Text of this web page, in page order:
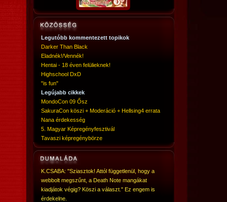
Legutóbb kommentezett topikok
Darker Than Black
Eladnék!/Vennék!
Hentai - 18 éven felülieknek!
Highschool DxD
"is fun"
Legújabb cikkek
MondoCon 09 Ősz
SakuraCon köszi + Moderáció + Hellsing4 errata
Nana érdekesség
5. Magyar Képregényfesztivál
Tavaszi képregénybörze
K.CSABA: "Sziasztok! Attól függetlenül, hogy a
webbolt megszűnt, a Death Note mangákat
kiadjátok végig? Köszi a választ." Ez engem is
érdekelne.